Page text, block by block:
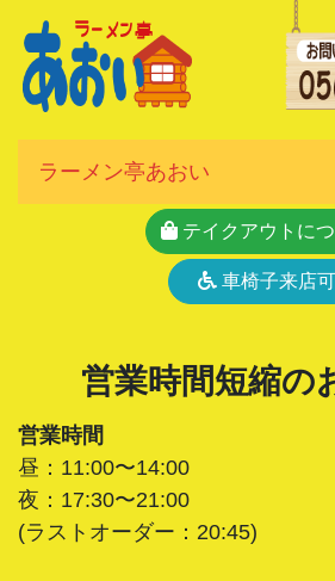
ラーメン亭あおい
テイクアウトに
車椅子来店可
営業時間短縮の
営業時間
昼：11:00〜14:00
夜：17:30〜21:00
(ラストオーダー：20:45)